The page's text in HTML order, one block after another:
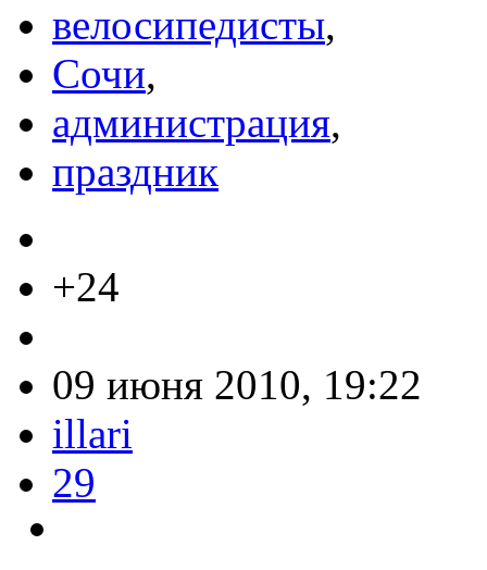
велосипедисты,
Сочи,
администрация,
праздник
+24
09 июня 2010, 19:22
illari
29